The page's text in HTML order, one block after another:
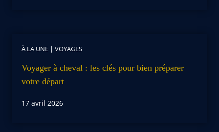
À LA UNE | VOYAGES
Voyager à cheval : les clés pour bien préparer
votre départ
17 avril 2026